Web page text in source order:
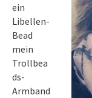
ein
Libellen-
Bead
mein
Trollbea
ds-
Armband